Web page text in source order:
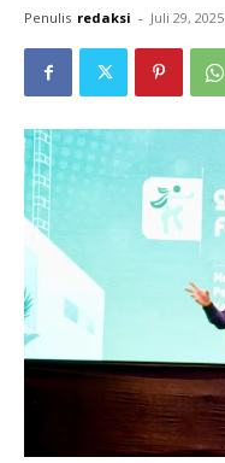
Penulis redaksi - Juli 29, 2025